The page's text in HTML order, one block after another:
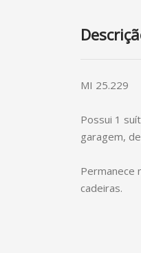
MI 25.229
Possui 1
garagem,
Permanece
cadeiras.